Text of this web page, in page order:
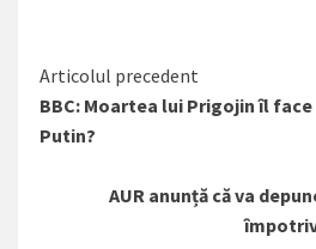
Citește
mai
mult
Articolul precedent
BBC: Moartea lui Prigojin îl
Putin?
AUR anunță că va